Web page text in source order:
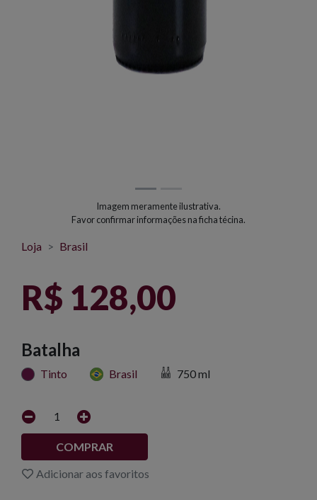
Imagem meramente ilustrativa.
Favor confirmar informações na ficha técina.
Loja Brasil
R$ 128,00
Batalha
Tinto Brasil 750 ml
1
COMPRAR
Adicionar aos favoritos